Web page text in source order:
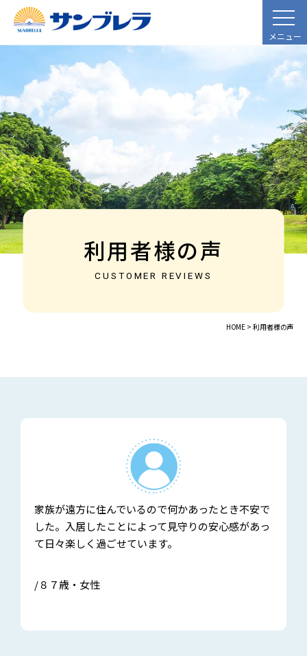
メニュー
利用者様の声
CUSTOMER REVIEWS
HOME > 利用者様の声
家族が遠方に住んでいるので何かあったとき不安で
した。入居したことによって見守りの安心感があっ
て日々楽しく過ごせています。
/８７歳・女性